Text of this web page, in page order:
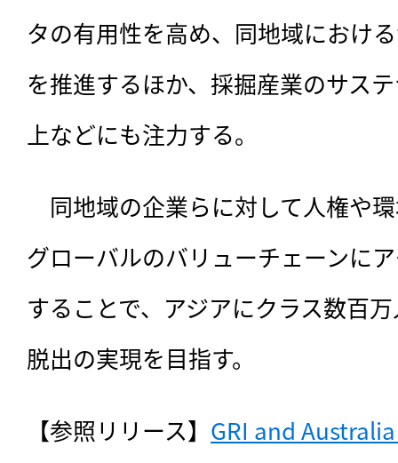
タの有用性を高め、同地域におけ
を推進するほか、採掘産業のサス
上などにも注力する。
同地域の企業らに対して人権や
グローバルのバリューチェーンに
することで、アジアにクラス数百
脱出の実現を目指す。
【参照リリース】 GRI and